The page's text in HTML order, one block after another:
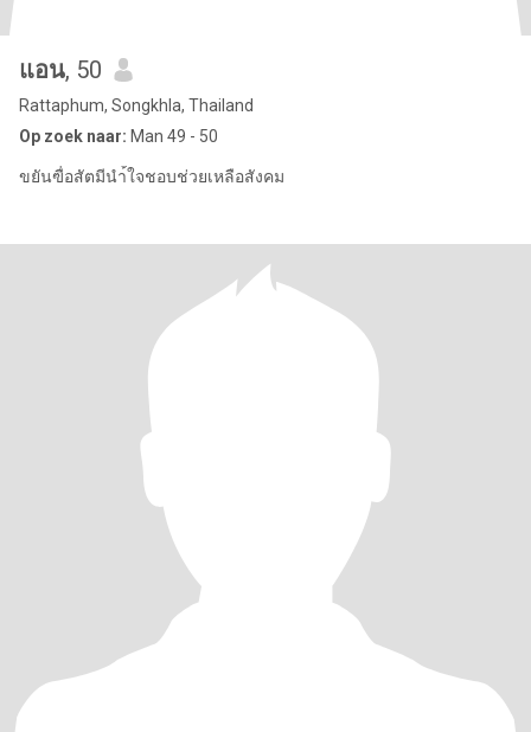
แอน, 50
Rattaphum, Songkhla, Thailand
Op zoek naar: Man 49 - 50
ขยันฃื่อสัตมีนำ้ใจชอบช่วยเหลือสังคม